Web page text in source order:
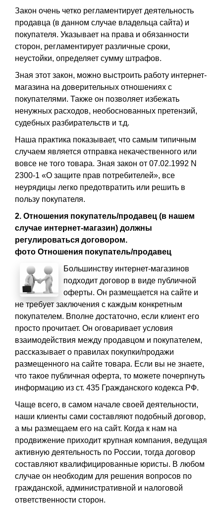
Закон очень четко регламентирует деятельность
продавца (в данном случае владельца сайта) и
покупателя. Указывает на права и обязанности
сторон, регламентирует различные сроки,
неустойки, определяет сумму штрафов.
Зная этот закон, можно выстроить работу интернет-
магазина на доверительных отношениях с
покупателями. Также он позволяет избежать
ненужных расходов, необоснованных претензий,
судебных разбирательств и т.д.
Наша практика показывает, что самым типичным
случаем является отправка некачественного или
вовсе не того товара. Зная закон от 07.02.1992 N
2300-1 «О защите прав потребителей», все
неурядицы легко предотвратить или решить в
пользу покупателя.
2. Отношения покупатель/продавец (в нашем
случае интернет-магазин) должны
регулироваться договором.
фото Отношения покупатель/продавец
Большинству интернет-магазинов
подходит договор в виде публичной
оферты. Он размещается на сайте и
не требует заключения с каждым конкретным
покупателем. Вполне достаточно, если клиент его
просто прочитает. Он оговаривает условия
взаимодействия между продавцом и покупателем,
рассказывает о правилах покупки/продажи
размещенного на сайте товара. Если вы не знаете,
что такое публичная оферта, то можете почерпнуть
информацию из ст. 435 Гражданского кодекса РФ.
Чаще всего, в самом начале своей деятельности,
наши клиенты сами составляют подобный договор,
а мы размещаем его на сайт. Когда к нам на
продвижение приходит крупная компания, ведущая
активную деятельность по России, тогда договор
составляют квалифицированные юристы. В любом
случае он необходим для решения вопросов по
гражданской, административной и налоговой
ответственности сторон.